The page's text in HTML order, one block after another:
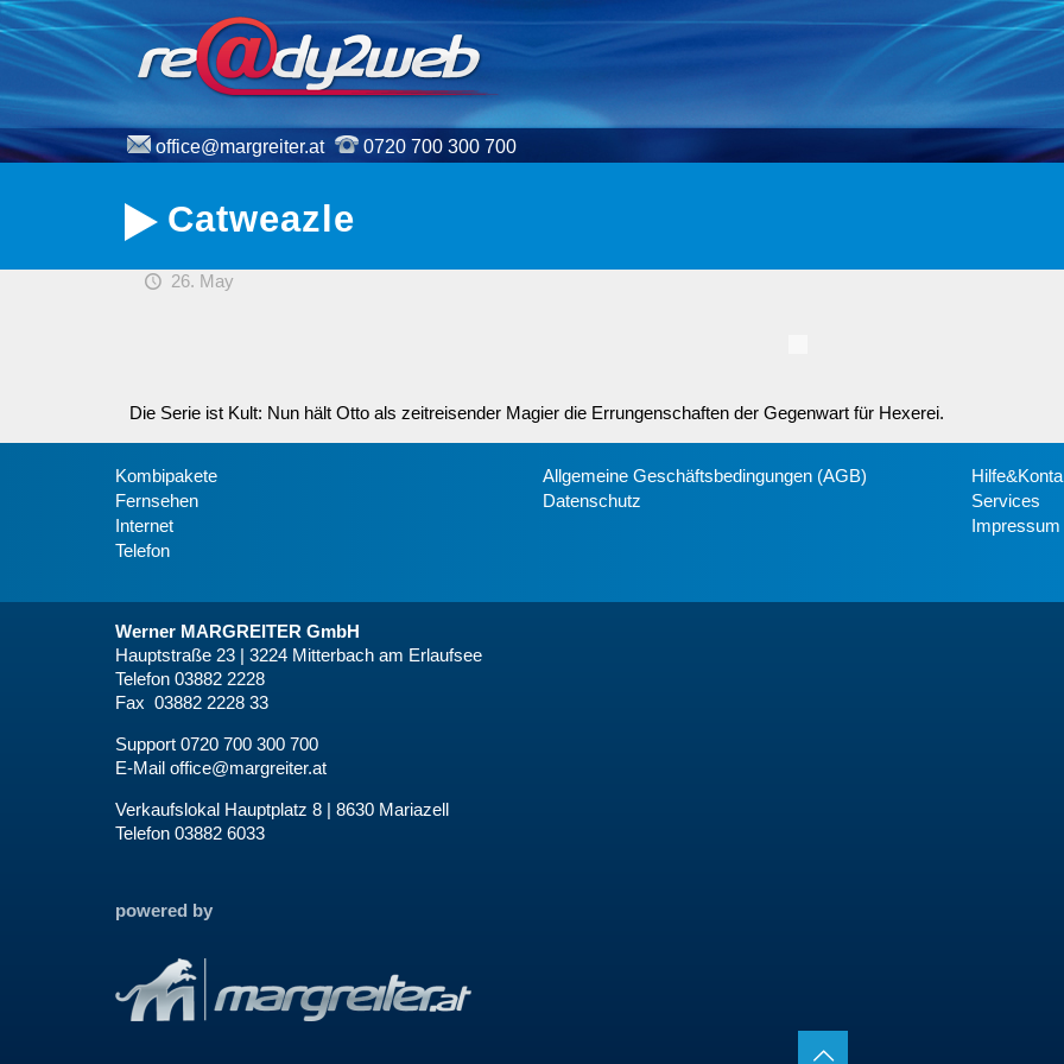
0720 700 300 700
office@margreiter.at
Catweazle
26. May
Die Serie ist Kult: Nun hält Otto als zeitreisender Magier die Errungenschaften der Gegenwart für Hexerei.
Kombipakete
Fernsehen
Internet
Telefon
Allgemeine Geschäftsbedingungen (AGB)
Datenschutz
Services
Impressum
Werner MARGREITER GmbH
Hauptstraße 23 | 3224 Mitterbach am Erlaufsee
Telefon 03882 2228
Fax 03882 2228 33
Support 0720 700 300 700
E-Mail office@margreiter.at
Verkaufslokal Hauptplatz 8 | 8630 Mariazell
Telefon 03882 6033
powered by